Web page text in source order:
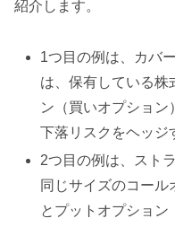
紹介します。
1つ目の例は、カバ
は、保有している株
ン（買いオプショ
下落リスクをヘッジ
2つ目の例は、スト
同じサイズのコール
とプットオプショ